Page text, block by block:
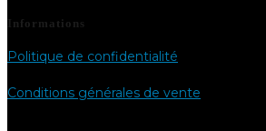
Informations
Politique de confidentialité
Conditions générales de vente